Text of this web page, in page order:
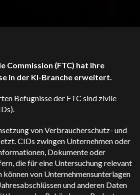
Commission (FTC) hat ihre
in der KI-Branche erweitert.
Befugnisse der FTC sind zivile
von Verbraucherschutz- und
CIDs zwingen Unternehmen oder
Dokumente oder
die für eine Untersuchung relevant
von Unternehmensunterlagen
und anderen Daten